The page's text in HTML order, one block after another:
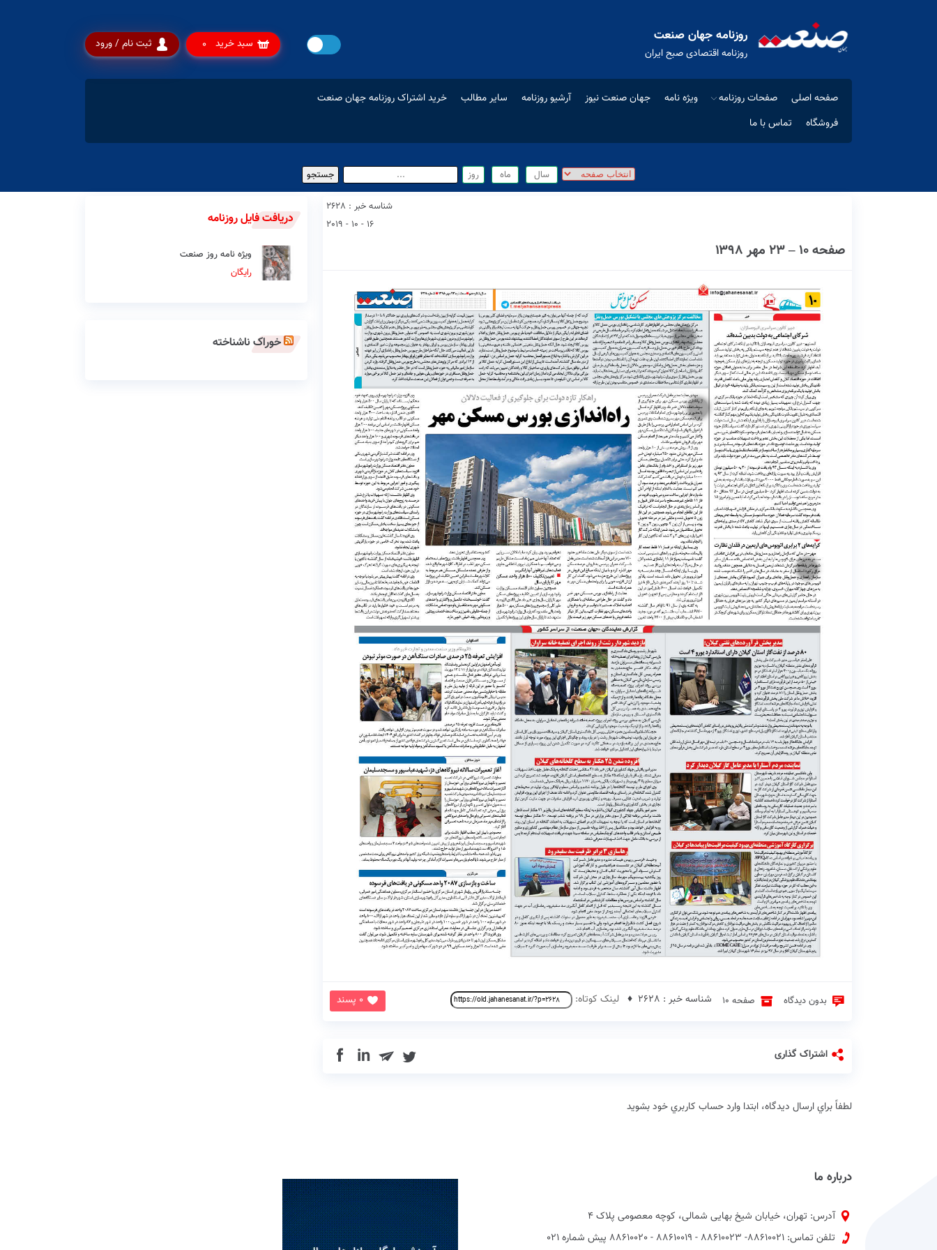
روزنامه جهان صنعت
روزنامه اقتصادی صبح ایران
ثبت نام / ورود سبد خرید 0
صفحه اصلی صفحات روزنامه ویژه نامه جهان صنعت نیوز آرشیو روزنامه سایر مطالب
خرید اشتراک روزنامه جهان صنعت
فروشگاه
تماس با ما
شناسه خبر : 2628
16 - 10 - 2019
صفحه ۱۰ – ۲۳ مهر ۱۳۹۸
1
2
3
4
بدون دیدگاه صفحه 10 0 پسند شناسه خبر : 2628 ♦ لینک کوتاه:
اشتراک گذاری in
لطفاً براي ارسال دیدگاه، ابتدا وارد حساب كاربري خود بشويد
دریافت فایل روزنامه
ویژه نامه روز صنعت
رایگان
خوراک ناشناخته
درباره ما
آدرس: تهران، خیابان شیخ بهایی شمالی، کوچه معصومی پلاک 4
تلفن تماس: 88610021- 88610023 - 88610019 - 88610020 پیش شماره 021